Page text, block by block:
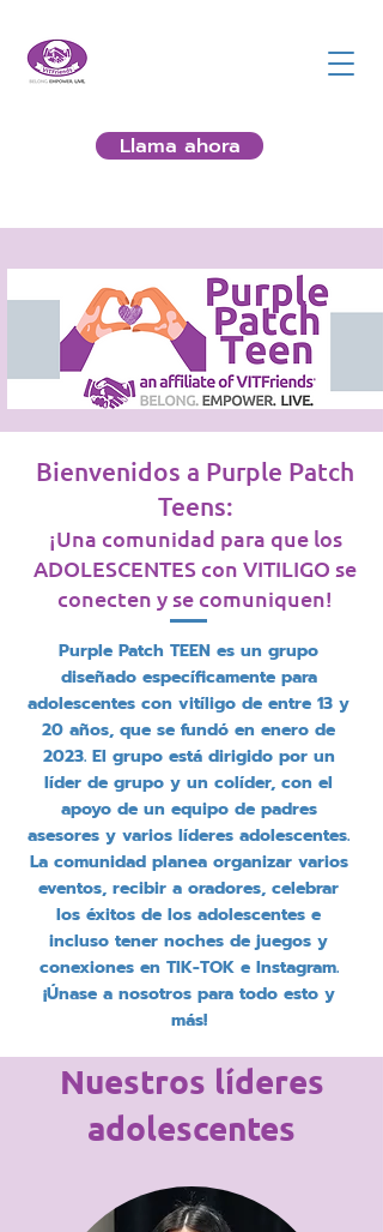
Llama ahora
Bienvenidos a Purple Patch
Teens:
¡Una comunidad para que los
ADOLESCENTES con VITILIGO se
conecten y se comuniquen!
Purple Patch TEEN es un grupo
diseñado específicamente para
adolescentes con vitíligo de entre 13 y
20 años, que se fundó en enero de
2023. El grupo está dirigido por un
líder de grupo y un colíder, con el
apoyo de un equipo de padres
asesores y varios líderes adolescentes.
La comunidad planea organizar varios
eventos, recibir a oradores, celebrar
los éxitos de los adolescentes e
incluso tener noches de juegos y
conexiones en TIK-TOK e Instagram.
¡Únase a nosotros para todo esto y
más!
Nuestros líderes
adolescentes